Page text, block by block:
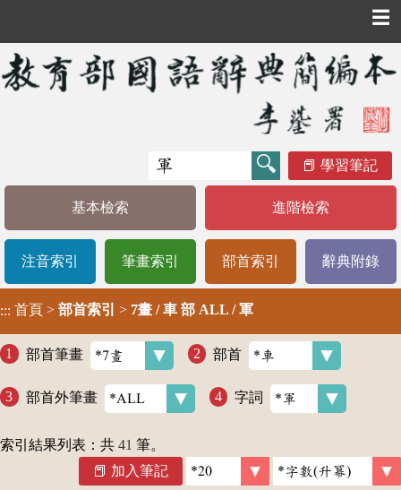
☰
學習筆記
基本檢索 進階檢索
注音索引 筆畫索引 部首索引 辭典附錄
::: 首頁 > 部首索引 > 7畫 / 車 部 ALL / 軍
部首筆畫 部首
部首外筆畫 字詞
索引結果列表：共 41 筆。
加入筆記